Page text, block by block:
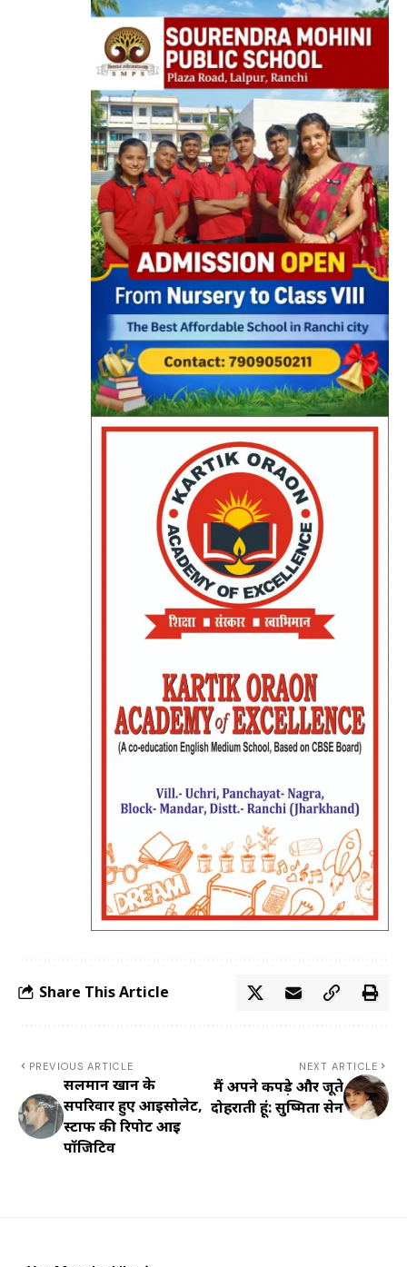
Share This Article
PREVIOUS ARTICLE
सलमान खान के
सपरिवार हुए आइसोलेट,
स्टाफ की रिपोर्ट आई
पॉजिटिव
NEXT ARTICLE
मैं अपने कपड़े और जूते
दोहराती हूं: सुष्मिता सेन